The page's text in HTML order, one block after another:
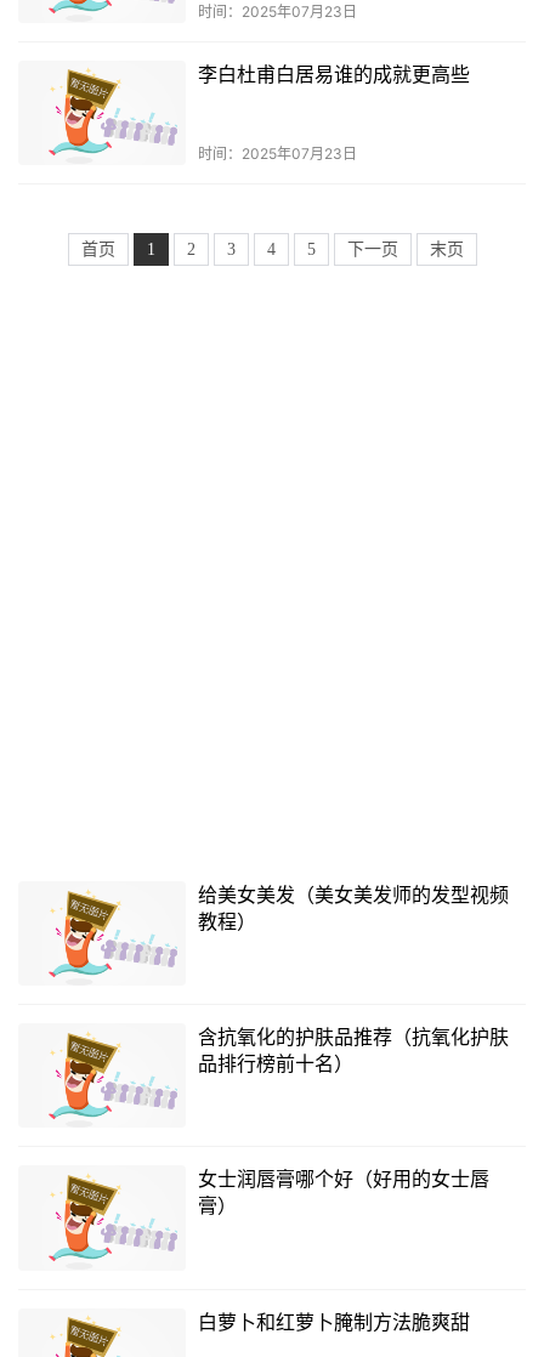
时间：2025年07月23日
李白杜甫白居易谁的成就更高些
时间：2025年07月23日
首页 1 2 3 4 5 下一页 末页
给美女美发（美女美发师的发型视频
教程）
含抗氧化的护肤品推荐（抗氧化护肤
品排行榜前十名）
女士润唇膏哪个好（好用的女士唇
膏）
白萝卜和红萝卜腌制方法脆爽甜